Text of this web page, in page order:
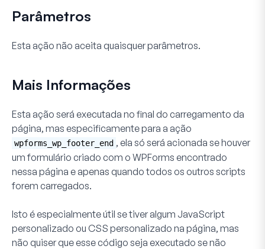
Parâmetros
Esta ação não aceita quaisquer parâmetros.
Mais Informações
Esta ação será executada no final do carregamento da
página, mas especificamente para a ação
wpforms_wp_footer_end , ela só será acionada se houver
um formulário criado com o WPForms encontrado
nessa página e apenas quando todos os outros scripts
forem carregados.
Isto é especialmente útil se tiver algum JavaScript
personalizado ou CSS personalizado na página, mas
não quiser que esse código seja executado se não